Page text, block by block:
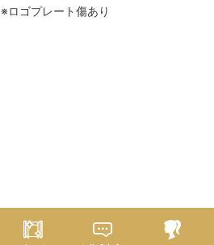
※ロゴプレート傷あり